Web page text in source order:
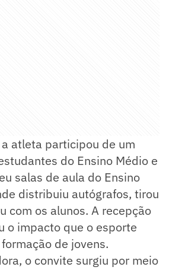
atleta participou de um
do Ensino Médio e
salas de aula do Ensino
distribuiu autógrafos, tirou
com os alunos. A recepção
o impacto que o esporte
de jovens.
o convite surgiu por meio